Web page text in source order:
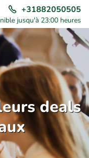
+31882050505
jusqu'à 23:00 heures
deals